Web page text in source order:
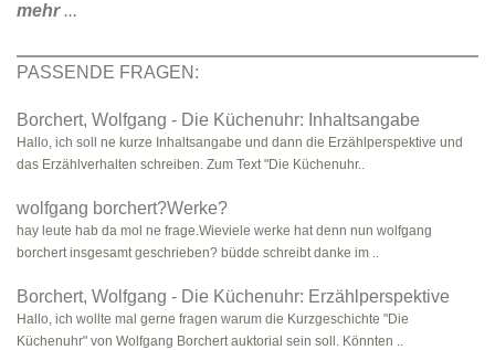
mehr...
PASSENDE FRAGEN:
Borchert, Wolfgang - Die Küchenuhr: Inhaltsangabe
Hallo, ich soll ne kurze Inhaltsangabe und dann die Erzählperspektive und
das Erzählverhalten schreiben. Zum Text "Die Küchenuhr..
wolfgang borchert?Werke?
hay leute hab da mol ne frage.Wieviele werke hat denn nun wolfgang
borchert insgesamt geschrieben? büdde schreibt danke im ..
Borchert, Wolfgang - Die Küchenuhr: Erzählperspektive
Hallo, ich wollte mal gerne fragen warum die Kurzgeschichte "Die
Küchenuhr" von Wolfgang Borchert auktorial sein soll. Könnten ..